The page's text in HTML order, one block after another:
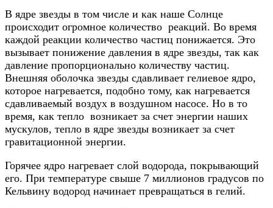
В ядре звезды в том числе и как наше Солнце
происходит огромное количество реакций. Во время
каждой реакции количество частиц понижается. Это
вызывает понижение давления в ядре звезды, так как
давление пропорционально количеству частиц.
Внешняя оболочка звезды сдавливает гелиевое ядро,
которое нагревается, подобно тому, как нагревается
сдавливаемый воздух в воздушном насосе. Но в то
время, как тепло возникает за счет энергии наших
мускулов, тепло в ядре звезды возникает за счет
гравитационной энергии.
Горячее ядро нагревает слой водорода, покрывающий
его. При температуре свыше 7 миллионов градусов по
Кельвину водород начинает превращаться в гелий.